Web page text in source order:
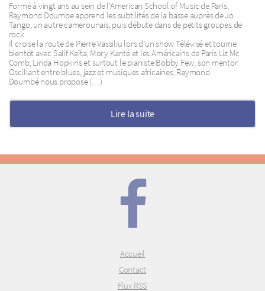
Formé à vingt ans au sein de l’American School of Music de Paris,
Raymond Doumbe apprend les subtilités de la basse auprès de Jo
Tango, un autre camerounais, puis débute dans de petits groupes de
rock.
Il croise la route de Pierre Vassiliu lors d’un show Télévisé et tourne
bientôt avec Salif Keïta, Mory Kanté et les Américains de Paris Liz Mc
Comb, Linda Hopkins et surtout le pianiste Bobby Few, son mentor.
Oscillant entre blues, jazz et musiques africaines, Raymond
Doumbé nous propose (…)
Lire la suite
Accueil
Contact
Flux RSS